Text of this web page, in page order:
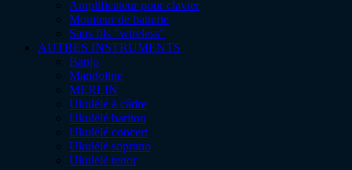
Amplificateur pour clavier
Moniteur de batterie
Sans fils "wireless"
AUTRES INSTRUMENTS
Banjo
Mandoline
MERLIN
Ukulélé à câdre
Ukulélé bariton
Ukulélé concert
Ukulélé soprano
Ukulélé tenor